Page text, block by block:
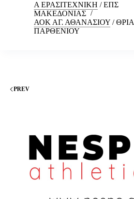
Α ΕΡΑΣΙΤΕΧΝΙΚΗ /ΕΠΣ
ΜΑΚΕΔΟΝΙΑΣ
ΑΟΚ ΑΓ. ΑΘΑΝΑΣΙΟΥ /
ΠΑΡΘΕΝΙΟΥ
PREV